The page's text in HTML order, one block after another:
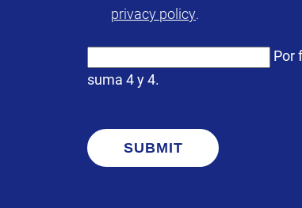
privacy policy.
Por
suma 4 y 4.
SUBMIT